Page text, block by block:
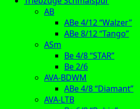
AB
ABe 4/12 “Walzer”
ABe 8/12 “Tango”
ASm
Be 4/8 “STAR”
Be 2/6
AVA-BDWM
ABe 4/8 “Diamant”
AVA-LTB